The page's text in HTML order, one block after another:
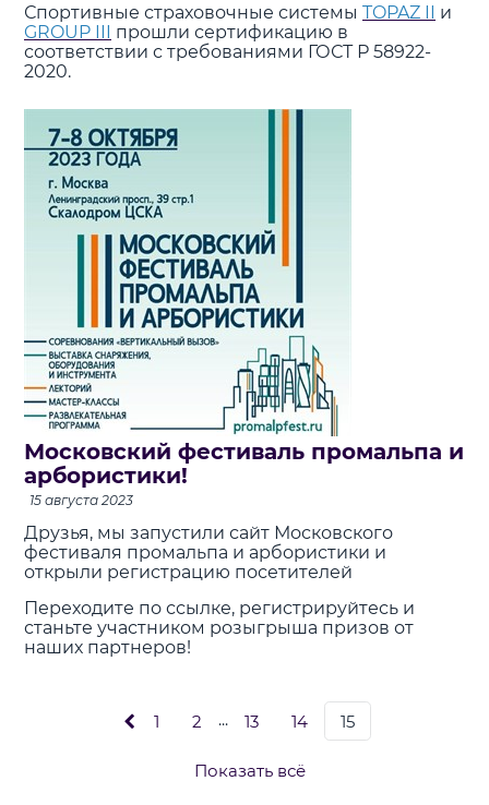
Спортивные страховочные системы TOPAZ II
и
GROUP III
прошли сертификацию в
соответствии с требованиями ГОСТ Р 58922-
2020.
Московский фестиваль промальпа и
арбористики!
15 августа 2023
Друзья, мы запустили сайт Московского
фестиваля промальпа и арбористики и
открыли регистрацию посетителей
Переходите по ссылке, регистрируйтесь и
станьте участником розыгрыша призов от
наших партнеров!
1 2 ... 13 14 15
Показать всё